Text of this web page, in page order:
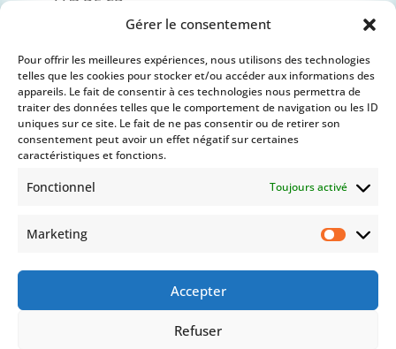
Gérer le consentement
Pour offrir les meilleures expériences, nous utilisons des technologies
telles que les cookies pour stocker et/ou accéder aux informations des
appareils. Le fait de consentir à ces technologies nous permettra de
traiter des données telles que le comportement de navigation ou les ID
uniques sur ce site. Le fait de ne pas consentir ou de retirer son
consentement peut avoir un effet négatif sur certaines
caractéristiques et fonctions.
Fonctionnel Toujours activé
Marketing
Accepter
Refuser
par la Sécurité sociale.Néanmoins, certaines
mutuelles proposent un forfait annuel de
séances de psychologie, renseignez-vous
auprès de votre organisme.
Toute séance non annulée au moins 48
d'accueillir de stagiaires.
Merci de votre compréhension.